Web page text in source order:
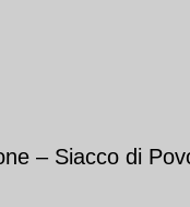
– Siacco di